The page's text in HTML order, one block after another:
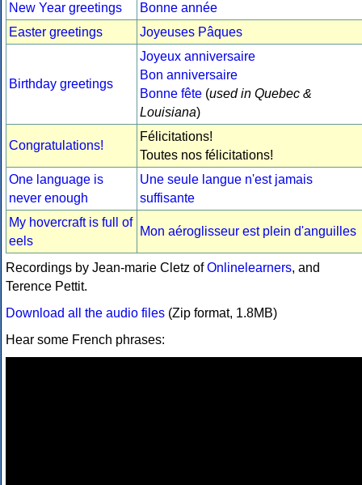
New Year greetings
Bonne année
Easter greetings
Joyeuses Pâques
Birthday greetings
Joyeux anniversaire
Bon anniversaire
Bonne fête (used in Quebec &
Louisiana)
Congratulations!
Félicitations!
Toutes nos félicitations!
One language is
never enough
Une seule langue n'est jamais
suffisante
My hovercraft is full of
eels
Mon aéroglisseur est plein d'anguilles
Recordings by Jean-marie Cletz ofOnlinelearners, and
Terence Pettit.
Download all the audio files (Zip format, 1.8MB)
Hear some French phrases: